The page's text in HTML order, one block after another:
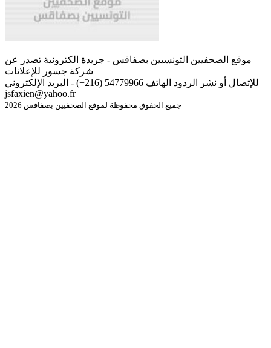
موقع الصحفيين التونسيين بصفاقس - جريدة الكترونية تصدر عن
شركة جسور للإعلانات
للإتصال أو نشر الردود الهاتف 54779966 (216+) - البريد الإلكتروني
jsfaxien@yahoo.fr
جميع الحقوق محفوظة لموقع الصحفيين بصفاقس 2026